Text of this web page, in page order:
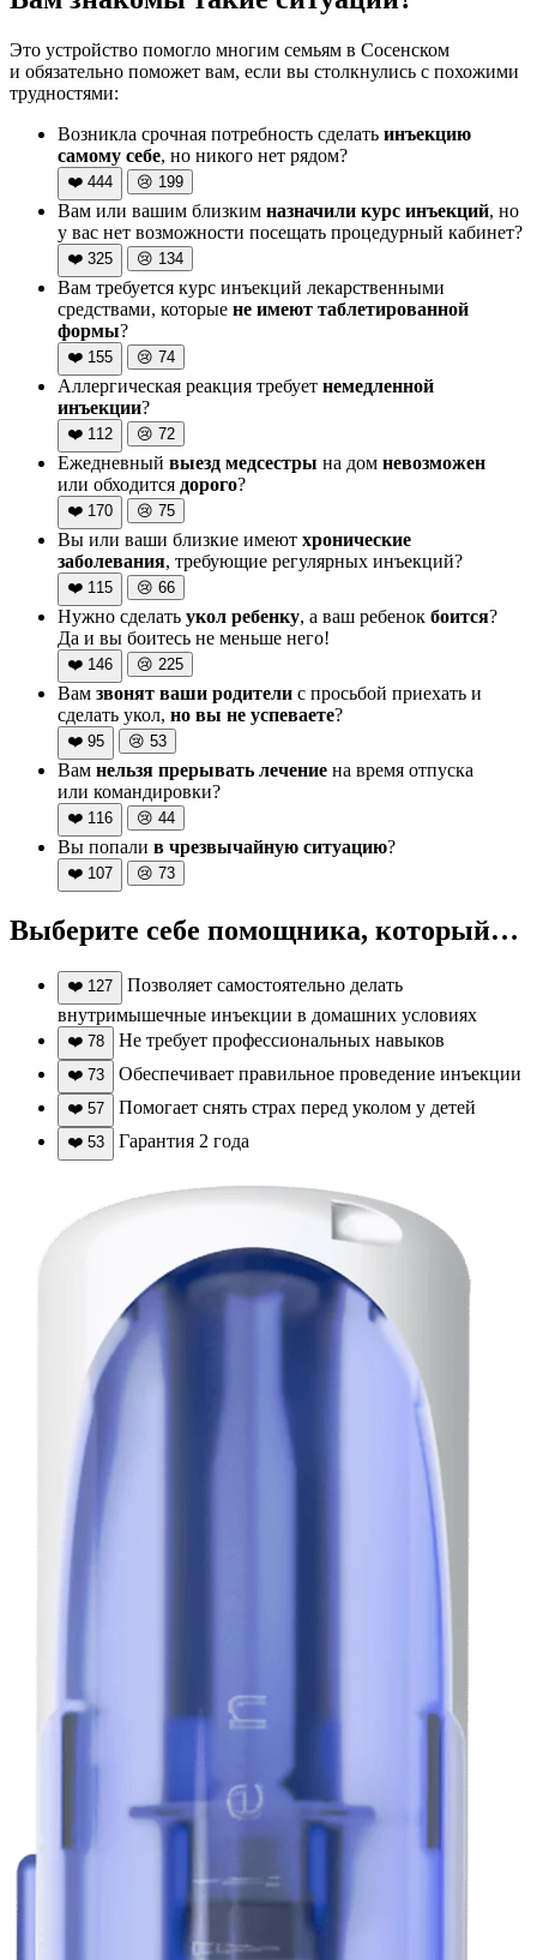
Это устройство помогло многим семьям в Сосенском
и обязательно поможет вам, если вы столкнулись с похожими
трудностями:
Возникла срочная потребность сделать инъекцию
самому себе, но никого нет рядом?
❤️ 444 😢 199
Вам или вашим близким назначили курс инъекций, но
у вас нет возможности посещать процедурный кабинет?
❤️ 325 😢 134
Вам требуется курс инъекций лекарственными
средствами, которые не имеют таблетированной
формы?
❤️ 155 😢 74
Аллергическая реакция требует немедленной
инъекции?
❤️ 112 😢 72
Ежедневный выезд медсестры на дом невозможен
или обходится дорого?
❤️ 170 😢 75
Вы или ваши близкие имеют хронические
заболевания, требующие регулярных инъекций?
❤️ 115 😢 66
Нужно сделать укол ребенку, а ваш ребенок боится?
Да и вы боитесь не меньше него!
❤️ 146 😢 225
Вам звонят ваши родители с просьбой приехать и
сделать укол, но вы не успеваете?
❤️ 95 😢 53
Вам нельзя прерывать лечение на время отпуска
или командировки?
❤️ 116 😢 44
Вы попали в чрезвычайную ситуацию?
❤️ 107 😢 73
Выберите себе помощника, который…
❤️ 127
Позволяет самостоятельно делать
внутримышечные инъекции в домашних условиях
❤️ 78 Не требует профессиональных навыков
❤️ 73 Обеспечивает правильное проведение инъекции
❤️ 57 Помогает снять страх перед уколом у детей
❤️ 53 Гарантия 2 года